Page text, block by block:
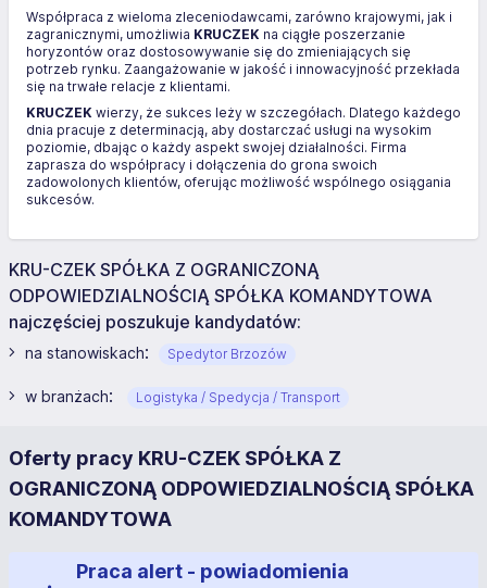
Współpraca z wieloma zleceniodawcami, zarówno krajowymi, jak i
zagranicznymi, umożliwia KRUCZEK na ciągłe poszerzanie
horyzontów oraz dostosowywanie się do zmieniających się
potrzeb rynku. Zaangażowanie w jakość i innowacyjność przekłada
się na trwałe relacje z klientami.
KRUCZEK wierzy, że sukces leży w szczegółach. Dlatego każdego
dnia pracuje z determinacją, aby dostarczać usługi na wysokim
poziomie, dbając o każdy aspekt swojej działalności. Firma
zaprasza do współpracy i dołączenia do grona swoich
zadowolonych klientów, oferując możliwość wspólnego osiągania
sukcesów.
KRU-CZEK SPÓŁKA Z OGRANICZONĄ
ODPOWIEDZIALNOŚCIĄ SPÓŁKA KOMANDYTOWA
najczęściej poszukuje kandydatów:
na stanowiskach: Spedytor Brzozów
w branżach: Logistyka / Spedycja / Transport
Oferty pracy KRU-CZEK SPÓŁKA Z
OGRANICZONĄ ODPOWIEDZIALNOŚCIĄ SPÓŁKA
KOMANDYTOWA
Praca alert - powiadomienia